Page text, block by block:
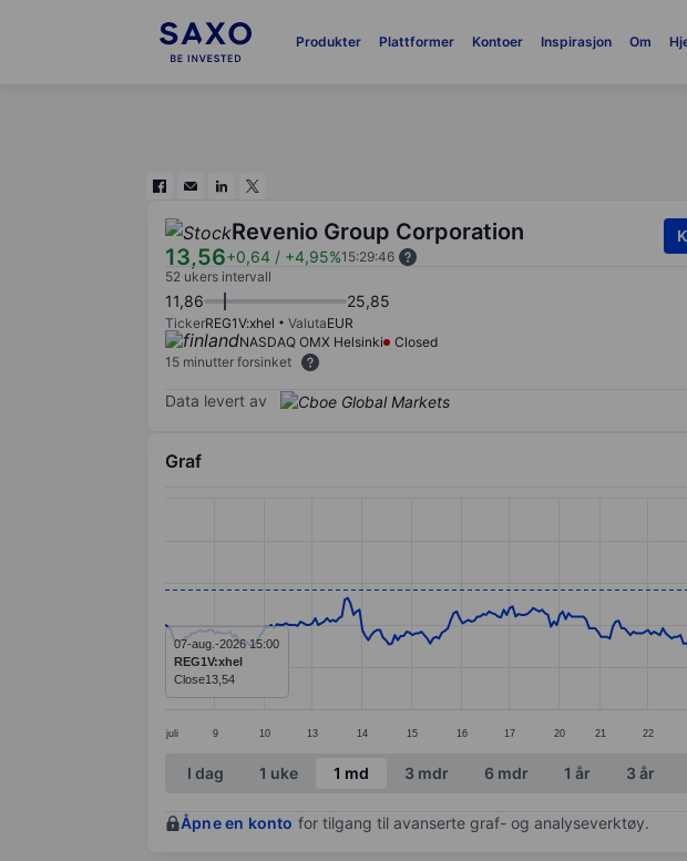
Produkter Plattformer Kontoer Inspirasjon Om
Revenio Group Corporation
13,56+0,64 / +4,95%15:29:46
52 ukers intervall
11,86 25,85
TickerREG1V:xhel ValutaEUR
NASDAQ OMX Helsinki
Closed
15 minutter forsinket
Data levert av
Graf
The chart has 1 Y axis displaying values. Data ranges from
juli 9 10 13 14 15 16 17 20 21 22
07-aug.-2026 15:00
REG1V:xhel
Close13,54
End of interactive chart.
I dag 1 uke 1 md 3 mdr 6 mdr 1 år 3 år
Åpne en konto for tilgang til avanserte graf- og analyseverktøy.